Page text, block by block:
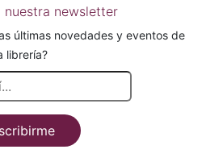
nuestra newsletter
últimas novedades y eventos de
librería?